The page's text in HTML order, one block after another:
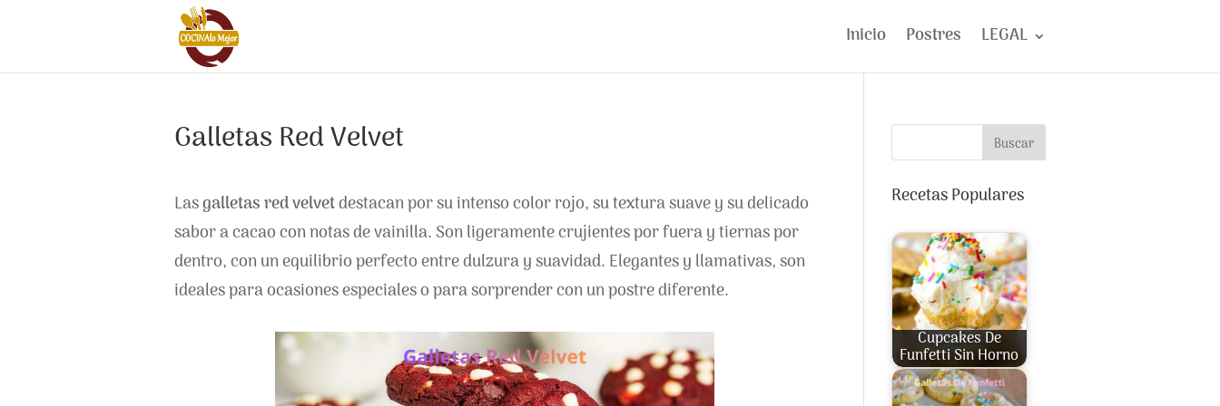
Inicio Postres LEGAL
Galletas Red Velvet
Lasgalletas red velvetdestacan por su intenso color rojo, su textura suave y su delicado
sabor a cacao con notas de vainilla. Son ligeramente crujientes por fuera y tiernas por
dentro, con un equilibrio perfecto entre dulzura y suavidad. Elegantes y llamativas, son
ideales para ocasiones especiales o para sorprender con un postre diferente.
Buscar
Recetas Populares
Cupcakes De
Funfetti Sin Horno